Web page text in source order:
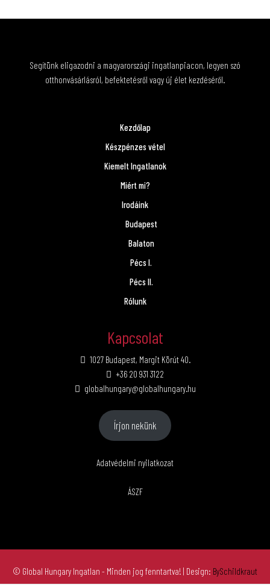
Segítünk eligazodni a magyarországi ingatlanpiacon, legyen szó
otthonvásárlásról, befektetésről vagy új élet kezdéséről.
Kezdőlap
Készpénzes vétel
Kiemelt Ingatlanok
Miért mi?
Irodáink
Budapest
Balaton
Pécs I.
Pécs II.
Rólunk
Kapcsolat
1027 Budapest, Margit Körút 40.
+36 20 931 3122
globalhungary@globalhungary.hu
Írjon nekünk
Adatvédelmi nyilatkozat
ÁSZF
© Global Hungary Ingatlan - Minden jog fenntartva! | Design: BySchildkraut